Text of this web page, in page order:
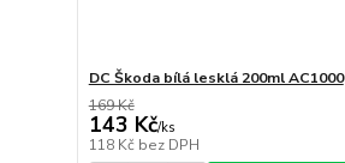
DC Škoda bílá lesklá 200ml AC1000
169 Kč
143 Kč/ks
118 Kč bez DPH